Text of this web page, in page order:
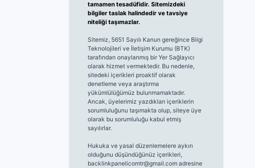
tamamen tesadüfidir. Sitemizdeki
bilgiler taslak halindedir ve tavsiye
niteliği taşımazlar.
Sitemiz, 5651 Sayılı Kanun gereğince Bilgi
Teknolojileri ve İletişim Kurumu (BTK)
tarafından onaylanmış bir Yer Sağlayıcı
olarak hizmet vermektedir. Bu nedenle,
sitedeki içerikleri proaktif olarak
denetleme veya araştırma
yükümlülüğümüz bulunmamaktadır.
Ancak, üyelerimiz yazdıkları içeriklerin
sorumluluğunu taşımakta olup, siteye üye
olarak bu sorumluluğu kabul etmiş
sayılırlar.
Hukuka ve yasal düzenlemelere aykırı
olduğunu düşündüğünüz içerikleri,
backlinkpanelicomtr@gmail.comadresine